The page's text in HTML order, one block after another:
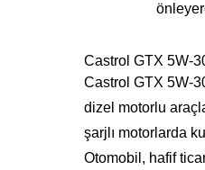
Castrol GTX 5W-
Castrol GTX 5W-
dizel motorlu
şarjlı motorlarda
Otomobil, hafif